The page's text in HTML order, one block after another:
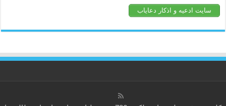
سایت ادعیه و اذکار دعایاب